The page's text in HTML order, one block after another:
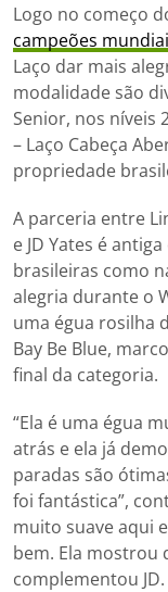
Logo no começo
campeões
Laço dar mais
modalidade são
Senior, nos níveis
– Laço Cabeça
propriedade
A parceria entre
e JD Yates é
brasileiras como
alegria durante o
uma égua rosilha
Bay Be Blue,
final da categoria.
“Ela é uma égua
atrás e ela já
paradas são
foi fantástica”,
muito suave aqui
bem. Ela mostrou
complementou JD.